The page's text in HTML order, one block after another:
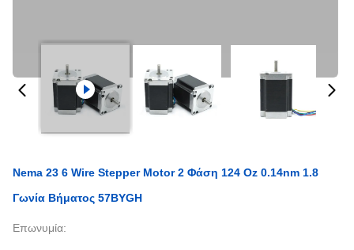
Nema 23 6 Wire Stepper Motor 2 Φάση 124 Oz 0.14nm 1.8
Γωνία Βήματος 57BYGH
Επωνυμία: